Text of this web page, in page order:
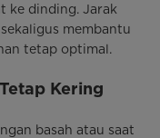
ke dinding. Jarak
membantu
tetap optimal.
Kering
basah atau saat